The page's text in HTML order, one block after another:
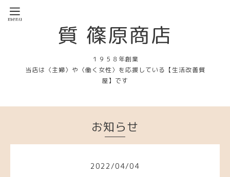
質 篠原商店
１９５８年創業
当店は〈主婦〉や〈働く女性〉を応援している【生活改善質
屋】です
お知らせ
2022/04/04